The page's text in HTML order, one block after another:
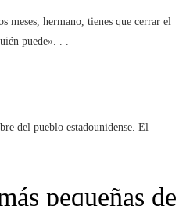
meses, hermano, tienes que cerrar el
puede». . .
del pueblo estadounidense. El
pequeñas de